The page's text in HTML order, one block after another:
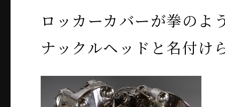
ロッカーカバーが拳のよ
ナックルヘッドと名付け